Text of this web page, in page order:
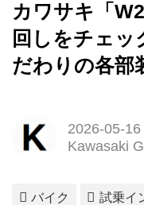
カワサキ「
回しをチェッ
だわりの各部
2026-05-16
Kawasaki
バイク 試乗イ